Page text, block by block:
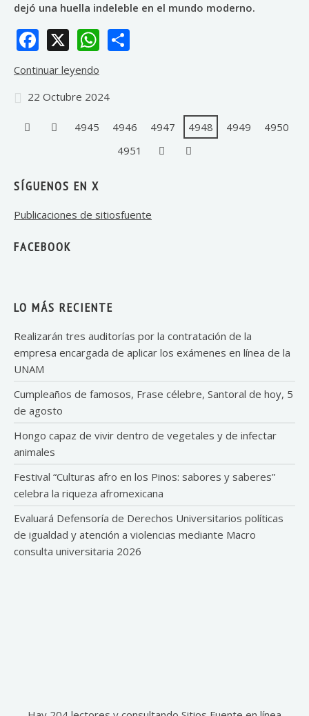
dejó una huella indeleble en el mundo moderno.
Facebook
X WhatsApp
Continuar leyendo
22 Octubre 2024
4945 4946 4947 4948 4949
4950
4951
SÍGUENOS EN X
Publicaciones de sitiosfuente
FACEBOOK
LO MÁS RECIENTE
Realizarán tres auditorías por la contratación de la
empresa encargada de aplicar los exámenes en línea de la
UNAM
Cumpleaños de famosos, Frase célebre, Santoral de hoy, 5
de agosto
Hongo capaz de vivir dentro de vegetales y de infectar
animales
Festival “Culturas afro en los Pinos: sabores y saberes”
celebra la riqueza afromexicana
Evaluará Defensoría de Derechos Universitarios políticas
de igualdad y atención a violencias mediante Macro
consulta universitaria 2026